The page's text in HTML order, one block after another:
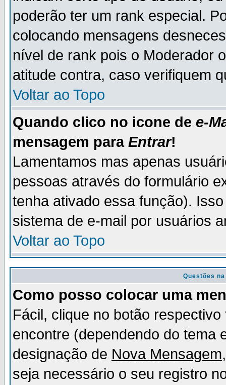
poderão ter um rank especial.
colocando mensagens
nível de rank pois o Moderador
atitude contra, caso verifiquem
Voltar ao Topo
Quando clico no icone de e-
mensagem para Entrar!
Lamentamos mas apenas
pessoas através do formulário
tenha ativado essa função).
sistema de e-mail por usuários
Voltar ao Topo
Questões
Como posso colocar uma
Fácil, clique no botão
encontre (dependendo do tema
designação de Nova Mensagem
seja necessário o seu registro